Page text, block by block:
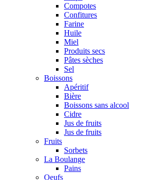
Compotes
Confitures
Farine
Huile
Miel
Produits secs
Pâtes sèches
Sel
Boissons
Apéritif
Bière
Boissons sans alcool
Cidre
Jus de fruits
Jus de fruits
Fruits
Sorbets
La Boulange
Pains
Oeufs